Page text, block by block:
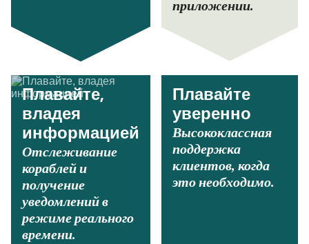
приложении.
Плавайте,
владея
информацией
Отслеживание
кораблей и
получение
уведомлений в
режиме реального
времени.
Плавайте
уверенно
Высококлассная
поддержка
клиентов, когда
это необходимо.